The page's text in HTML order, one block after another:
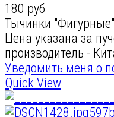
180 руб
Тычинки
Цена указана за
производитель -
Уведомить меня о
Quick View